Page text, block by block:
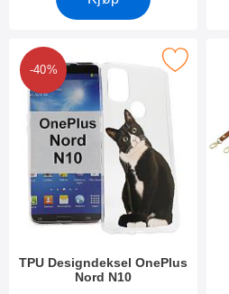
-40%
TPU Designdeksel OnePlus
Nord N10
tPU Designdeksel OnePlus
Merk